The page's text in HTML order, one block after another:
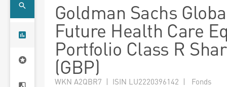
Goldman Sachs
Future Health Care
Portfolio Class R
(GBP)
WKN A2QBR7 | ISIN LU2220396142 | Fonds